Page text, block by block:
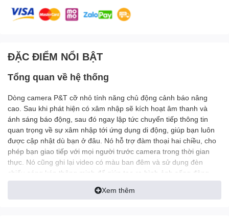
ĐẶC ĐIỂM NỔI BẬT
Tổng quan về hệ thống
Dòng camera P&T cỡ nhỏ tính năng chủ động cảnh báo nâng
cao. Sau khi phát hiện có xâm nhập sẽ kích hoạt âm thanh và
ánh sáng báo động, sau đó ngay lập tức chuyển tiếp thông tin
quan trọng về sự xâm nhập tới ứng dụng di động, giúp bạn luôn
được cập nhật dù bạn ở đâu. Nó hỗ trợ đàm thoại hai chiều, cho
phép bạn giao tiếp với mọi người trước camera trong thời gian
thực. Nó cũng ghi lại video có màu ban đêm và sử dụng đèn
chiếu sáng kép thông minh để giúp tạo ra hình ảnh sống động
và dễ dàng có được thông tin về các sự kiện với tính năng giảm
Xem thêm